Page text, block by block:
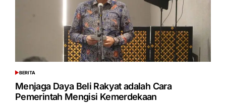
POSTED
IN
BERITA
Menjaga Daya Beli Rakyat adalah Cara
Pemerintah Mengisi Kemerdekaan